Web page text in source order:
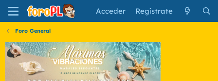
Acceder Regístrate
Foro General